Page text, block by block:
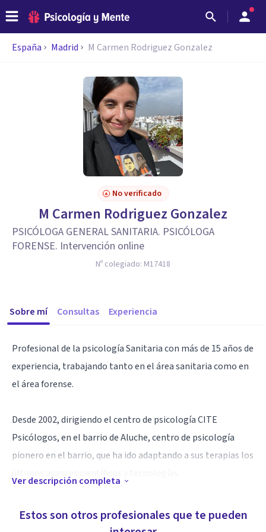
España Madrid M Carmen Rodriguez Gonzalez
No verificado
M Carmen Rodriguez Gonzalez
PSICÓLOGA GENERAL SANITARIA. PSICÓLOGA
FORENSE. Intervención online
Nº colegiado: M17418
Sobre mí Consultas Experiencia
Profesional de la psicología Sanitaria con más de 15 años de
experiencia, trabajando tanto en el área sanitaria como en
el área forense.
Desde 2002, dirigiendo el centro de psicología CITE
Psicólogos, en el barrio de Aluche, centro de psicología
pionero en el barrio, que ha ido adaptando a sus terapias los
En la actualidad, mi método de trabajo, es a través de la
Ver descripción completa
Estos son otros profesionales que te pueden